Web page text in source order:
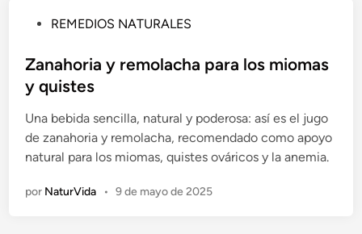
b
l
i
c
a
d
e
REMEDIOS NATURALES
Zanahoria y remolacha para los miomas
y quistes
Una bebida sencilla, natural y poderosa: así es el jugo
de zanahoria y remolacha, recomendado como apoyo
natural para los miomas, quistes ováricos y la anemia.
por NaturVida • 9 de mayo de 2025